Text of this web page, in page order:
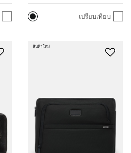
เปรียบเทียบ
สินค้าใหม่